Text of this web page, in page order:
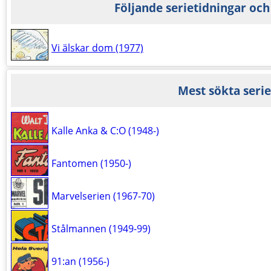
Följande serietidningar
Vi älskar dom (1977)
Mest sökta
Kalle Anka & C:O (1948-)
Fantomen (1950-)
Marvelserien (1967-70)
Stålmannen (1949-99)
91:an (1956-)